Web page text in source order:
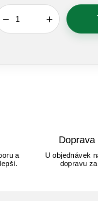
+
−
a
Doprava
U objednávek
dopravu